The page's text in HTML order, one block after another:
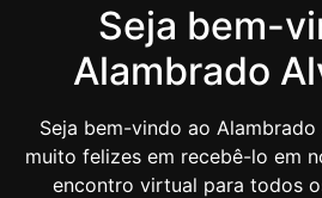
Seja bem-
Alambrado
Seja bem-vindo ao
muito felizes em recebê-lo em
encontro virtual para todos